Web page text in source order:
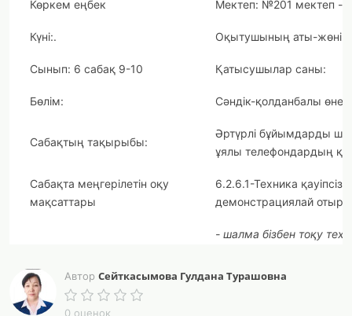
Көркем еңбек Мектеп: №201 мектеп -
Күні:. Оқытушының аты-жөні:
Сынып: 6 сабақ 9-10 Қатысушылар саны:
Бөлім: Сәндік-қолданбалы өнер
Сабақтың тақырыбы:
Әртүрлі бұйымдарды
ұялы телефондардың
Сабақта меңгерілетін оқу
мақсаттары
6.2.6.1-Техника
демонстрациялай
Сабақтың мақсаты:
- шалма бізбен тоқу
Автор Сейткасымова Гулдана Турашовна
0 оценок